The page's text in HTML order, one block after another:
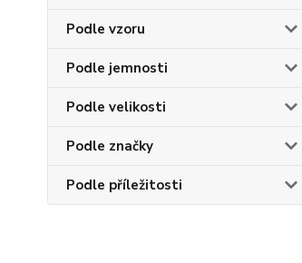
Podle vzoru
Podle jemnosti
Podle velikosti
Podle značky
Podle příležitosti